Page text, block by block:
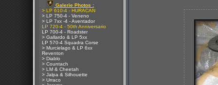
Galerie Photos :
> LP 610-4 - HURACAN
> LP 750-4 - Veneno
> LP 7xx -4 - Aventador
LP 720-4 - 50th Anniversario
LP 700-4 - Roadster
> Gallardo & LP 5xx
LP 570-4 Squadra Corse
> Murcielago & LP 6xx
Reventon
> Diablo
> Countach
> LM & Cheetah
> Jalpa & Silhouette
> Urraco